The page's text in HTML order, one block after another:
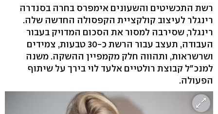
רשת התכשיטים והשעונים אימפרס בחרה בסנדרה
רינגלר לעיצוב קולקציית הקפסולה החדשה שלה.
רינגלר, שסירבה למסור את הסכום המדויק בעבור
העבודה, תעצב עבור הרשת כ-30 טבעות, צמידים
ושרשראות, ותהווה חלק מקמפיין ההשקה. משנה
למנכ"ל קבוצת רולטיים אלעד לוי בירך על שיתוף
הפעולה.